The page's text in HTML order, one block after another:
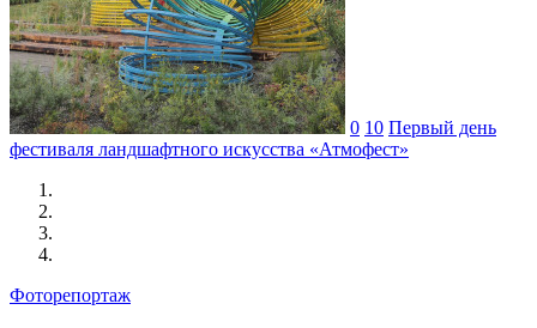
0 10 Первый день
фестиваля ландшафтного искусства «Атмофест»
Фоторепортаж